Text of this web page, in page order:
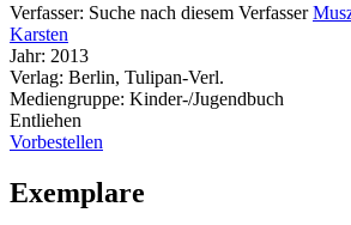
Verfasser: Suche nach diesem Verfasser
Karsten
Jahr: 2013
Verlag: Berlin, Tulipan-Verl.
Mediengruppe: Kinder-/Jugendbuch
Entliehen
Vorbestellen
Exemplare